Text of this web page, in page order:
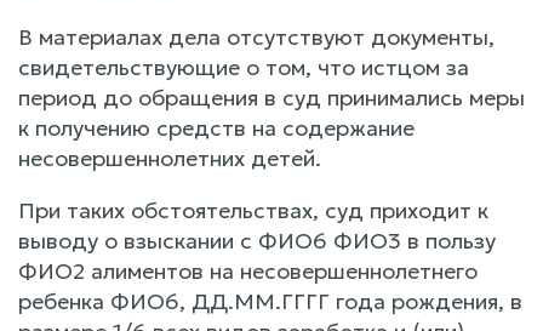
В материалах дела отсутствуют документы,
свидетельствующие о том, что истцом за
период до обращения в суд принимались меры
к получению средств на содержание
несовершеннолетних детей.
При таких обстоятельствах, суд приходит к
выводу о взыскании с ФИО6 ФИО3 в пользу
ФИО2 алиментов на несовершеннолетнего
ребенка ФИО6, ДД.ММ.ГГГГ года рождения, в